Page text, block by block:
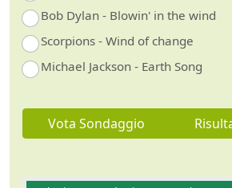
Bob Dylan - Blowin' in the wind
Scorpions - Wind of change
Michael Jackson - Earth Song
Vota Sondaggio